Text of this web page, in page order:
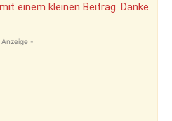
einem kleinen Beitrag. Danke.
Anzeige -